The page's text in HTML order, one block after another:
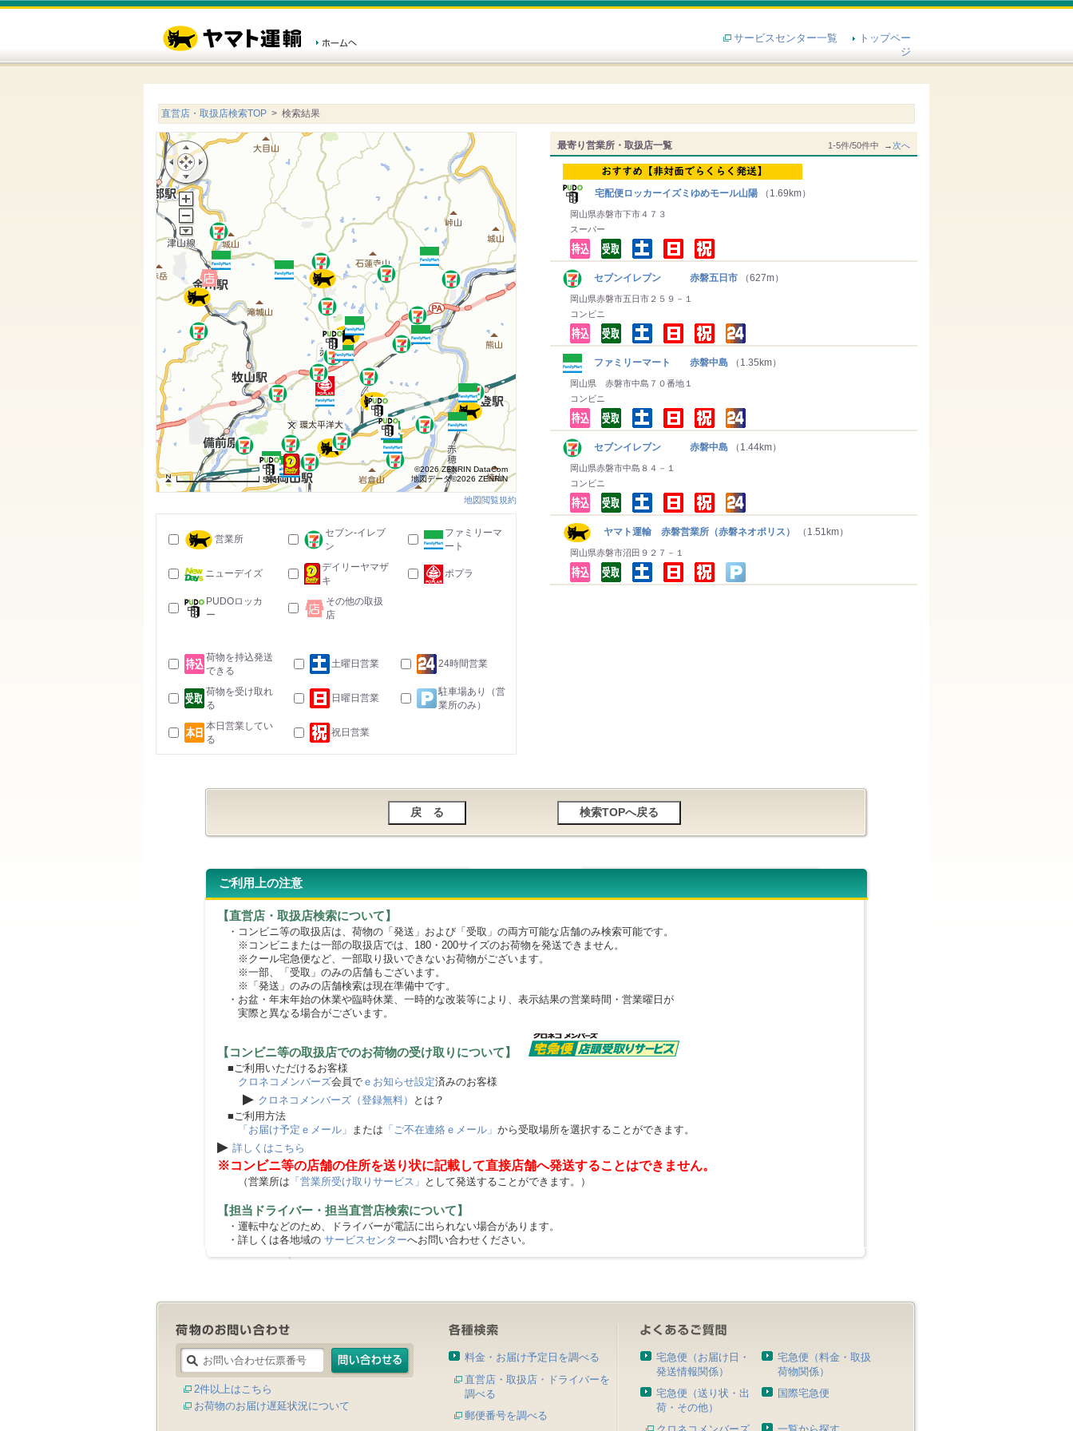
サービスセンター一覧
トップペー
ジ
直営店・取扱店検索TOP > 検索結果
最寄り営業所・取扱店一覧 1-5件/50件中 →次へ
宅配便ロッカーイズミゆめモール山陽 （1.69km）
岡山県赤磐市下市４７３
スーパー
セブンイレブン 赤磐五日市 （627m）
岡山県赤磐市五日市２５９－１
コンビニ
ファミリーマート 赤磐中島 （1.35km）
岡山県 赤磐市中島７０番地１
コンビニ
セブンイレブン 赤磐中島 （1.44km）
岡山県赤磐市中島８４－１
コンビニ
ヤマト運輸 赤磐営業所（赤磐ネオポリス） （1.51km）
岡山県赤磐市沼田９２７－１
5km
©2026 ZENRIN DataCom
地図データ©2026 ZENRIN
地図閲覧規約
営業所
セブン-イレブ
ン
ファミリーマ
ート
ニューデイズ
デイリーヤマザ
キ
ポプラ
PUDOロッカ
ー
その他の取扱
店
荷物を持込発送
できる
土曜日営業 24時間営業
荷物を受け取れ
る
日曜日営業
駐車場あり（営
業所のみ）
本日営業してい
る
祝日営業
ご利用上の注意
【直営店・取扱店検索について】
・コンビニ等の取扱店は、荷物の「発送」および「受取」の両方可能な店舗のみ検索可能です。
※コンビニまたは一部の取扱店では、180・200サイズのお荷物を発送できません。
※クール宅急便など、一部取り扱いできないお荷物がございます。
※一部、「受取」のみの店舗もございます。
※「発送」のみの店舗検索は現在準備中です。
・お盆・年末年始の休業や臨時休業、一時的な改装等により、表示結果の営業時間・営業曜日が
実際と異なる場合がございます。
【コンビニ等の取扱店でのお荷物の受け取りについて】
■ご利用いただけるお客様
クロネコメンバーズ会員で ｅお知らせ設定済みのお客様
▶ クロネコメンバーズ（登録無料）
とは？
■ご利用方法
「お届け予定ｅメール」 または 「ご不在連絡ｅメール」 から受取場所を選択することができます。
▶ 詳しくはこちら
※コンビニ等の店舗の住所を送り状に記載して直接店舗へ発送することはできません。
（営業所は 「営業所受け取りサービス」 として発送することができます。）
【担当ドライバー・担当直営店検索について】
・運転中などのため、ドライバーが電話に出られない場合があります。
・詳しくは各地域の サービスセンターへお問い合わせください。
2件以上はこちら
お荷物のお届け遅延状況について
料金・お届け予定日を調べる
直営店・取扱店・ドライバーを
調べる
郵便番号を調べる
宅急便（お届け日・
発送情報関係）
宅急便（料金・取扱
荷物関係）
宅急便（送り状・出
荷・その他）
国際宅急便